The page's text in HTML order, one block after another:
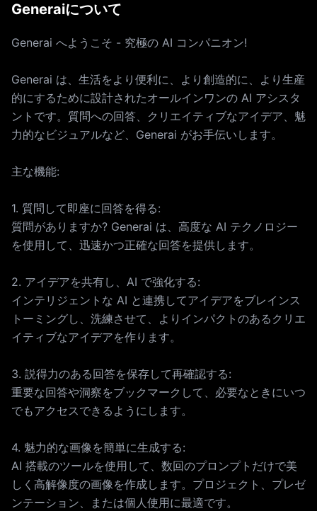
Generaiについて
Generai へようこそ - 究極の AI コンパニオン!
Generai は、生活をより便利に、より創造的に、より生産
的にするために設計されたオールインワンの AI アシスタ
ントです。質問への回答、クリエイティブなアイデア、魅
力的なビジュアルなど、Generai がお手伝いします。
主な機能:
1. 質問して即座に回答を得る:
質問がありますか? Generai は、高度な AI テクノロジー
を使用して、迅速かつ正確な回答を提供します。
2. アイデアを共有し、AI で強化する:
インテリジェントな AI と連携してアイデアをブレインス
トーミングし、洗練させて、よりインパクトのあるクリエ
イティブなアイデアを作ります。
3. 説得力のある回答を保存して再確認する:
重要な回答や洞察をブックマークして、必要なときにいつ
でもアクセスできるようにします。
4. 魅力的な画像を簡単に生成する:
AI 搭載のツールを使用して、数回のプロンプトだけで美
しく高解像度の画像を作成します。プロジェクト、プレゼ
ンテーション、または個人使用に最適です。